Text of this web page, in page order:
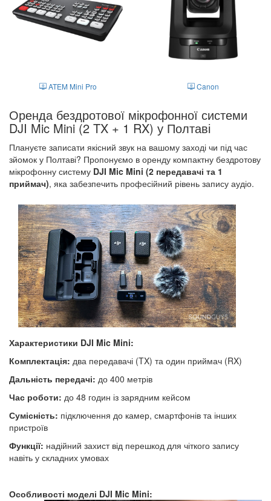
ATEM Mini Pro Canon
Оренда бездротової мікрофонної системи
DJI Mic Mini (2 TX + 1 RX) у Полтаві
Плануєте записати якісний звук на вашому заході чи під час
зйомок у Полтаві? Пропонуємо в оренду компактну бездротову
мікрофонну систему DJI Mic Mini (2 передавачі та 1
приймач), яка забезпечить професійний рівень запису аудіо.
Характеристики DJI Mic Mini:
Комплектація: два передавачі (TX) та один приймач (RX)
Дальність передачі: до 400 метрів
Час роботи: до 48 годин із зарядним кейсом
Сумісність: підключення до камер, смартфонів та інших
пристроїв
Функції: надійний захист від перешкод для чіткого запису
навіть у складних умовах
Особливості моделі DJI Mic Mini: